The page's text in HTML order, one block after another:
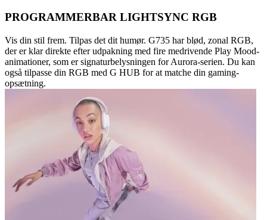
PROGRAMMERBAR LIGHTSYNC RGB
Vis din stil frem. Tilpas det dit humør. G735 har blød, zonal RGB,
der er klar direkte efter udpakning med fire medrivende Play Mood-
animationer, som er signaturbelysningen for Aurora-serien. Du kan
også tilpasse din RGB med G HUB for at matche din gaming-
opsætning.